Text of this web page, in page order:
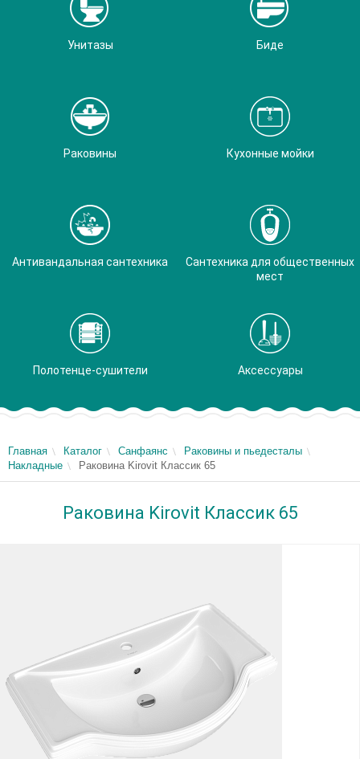
Унитазы Биде
Раковины Кухонные мойки
Антивандальная сантехника
Сантехника для общественных
мест
Полотенце-сушители Аксессуары
Главная Каталог Санфаянс
Раковины и пьедесталы
Накладные
Раковина Kirovit Классик 65
Раковина Kirovit Классик 65